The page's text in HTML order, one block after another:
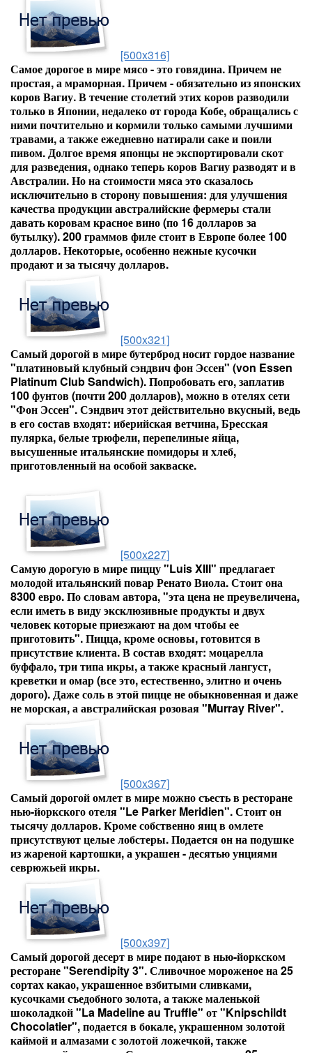
[500x316]
Самое дорогое в мире мясо - это говядина. Причем не
простая, а мраморная. Причем - обязательно из японских
коров Вагиу. В течение столетий этих коров разводили
только в Японии, недалеко от города Кобе, обращались с
ними почтительно и кормили только самыми лучшими
травами, а также ежедневно натирали саке и поили
пивом. Долгое время японцы не экспортировали скот
для разведения, однако теперь коров Вагиу разводят и в
Австралии. Но на стоимости мяса это сказалось
исключительно в сторону повышения: для улучшения
качества продукции австралийские фермеры стали
давать коровам красное вино (по 16 долларов за
бутылку). 200 граммов филе стоит в Европе более 100
долларов. Некоторые, особенно нежные кусочки
продают и за тысячу долларов.
[500x321]
Самый дорогой в мире бутерброд носит гордое название
"платиновый клубный сэндвич фон Эссен" (von Essen
Platinum Club Sandwich). Попробовать его, заплатив
100 фунтов (почти 200 долларов), можно в отелях сети
"Фон Эссен". Сэндвич этот действительно вкусный, ведь
в его состав входят: иберийская ветчина, Бресская
пулярка, белые трюфели, перепелиные яйца,
высушенные итальянские помидоры и хлеб,
приготовленный на особой закваске.
[500x227]
Самую дорогую в мире пиццу "Luis XIII" предлагает
молодой итальянский повар Ренато Виола. Стоит она
8300 евро. По словам автора, "эта цена не преувеличена,
если иметь в виду эксклюзивные продукты и двух
человек которые приезжают на дом чтобы ее
приготовить". Пицца, кроме основы, готовится в
присутствие клиента. В состав входят: моцарелла
буффало, три типа икры, а также красный лангуст,
креветки и омар (все это, естественно, элитно и очень
дорого). Даже соль в этой пицце не обыкновенная и даже
не морская, а австралийская розовая "Murray River".
[500x367]
Самый дорогой омлет в мире можно съесть в ресторане
нью-йоркского отеля "Le Parker Meridien". Стоит он
тысячу долларов. Кроме собственно яиц в омлете
присутствуют целые лобстеры. Подается он на подушке
из жареной картошки, а украшен - десятью унциями
севрюжьей икры.
[500x397]
Самый дорогой десерт в мире подают в нью-йоркском
ресторане "Serendipity 3". Сливочное мороженое на 25
сортах какао, украшенное взбитыми сливками,
кусочками съедобного золота, а также маленькой
шоколадкой "La Madeline au Truffle" от "Knipschildt
Chocolatier", подается в бокале, украшенном золотой
каймой и алмазами с золотой ложечкой, также